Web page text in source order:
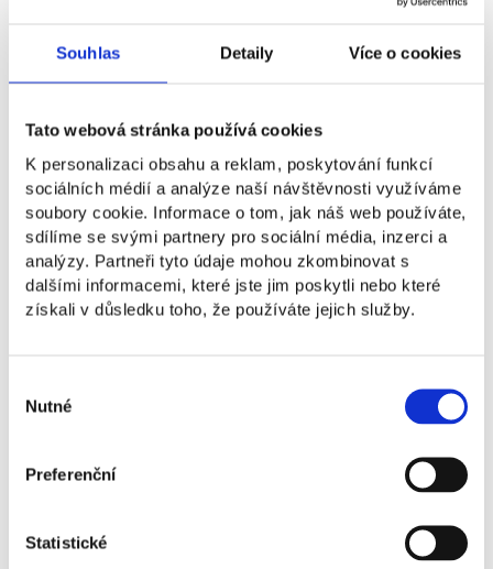
Souhlas Detaily Více o cookies
Tato webová stránka používá cookies
K personalizaci obsahu a reklam, poskytování funkcí
sociálních médií a analýze naší návštěvnosti využíváme
soubory cookie. Informace o tom, jak náš web používáte,
sdílíme se svými partnery pro sociální média, inzerci a
analýzy. Partneři tyto údaje mohou zkombinovat s
dalšími informacemi, které jste jim poskytli nebo které
získali v důsledku toho, že používáte jejich služby.
souhlasu
Nutné
Preferenční
Statistické
v managementu. Navazuje na tradici
prvorepublikových sdružení, jejichž členem
na konferenci Manažer roku i dalších
odborných aktivitách.
Český Goodwill
Český Goodwill je prestižní ocenění pro firmy,
kterých si lidé váží – za jejich etiku,
Společenská odpovědnost není pro nás fráze.
Proto opakovaně podporujeme Český